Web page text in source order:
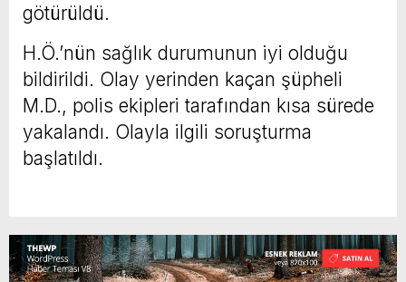
götürüldü.
H.Ö.’nün sağlık durumunun iyi olduğu
bildirildi. Olay yerinden kaçan şüpheli
M.D., polis ekipleri tarafından kısa sürede
yakalandı. Olayla ilgili soruşturma
başlatıldı.